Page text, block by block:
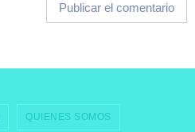
QUIENES SOMOS